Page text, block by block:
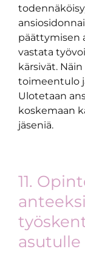
päättymisen
vastata
kärsivät.
toimeentulo
Ulotetaan
koskemaan
jäseniä.
11.
asutulle